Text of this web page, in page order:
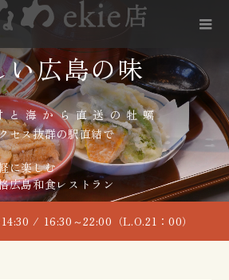
い広島の味
と海から直送の牡蠣
セス抜群の駅直結で
に楽しむ
広島和食レストラン
/ 16:30～22:00（L.O.21：00）